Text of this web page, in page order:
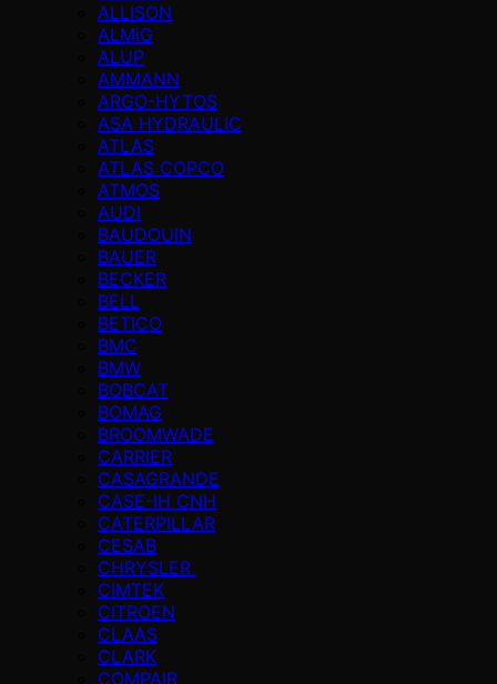
ALLISON
ALMiG
ALUP
AMMANN
ARGO-HYTOS
ASA HYDRAULIC
ATLAS
ATLAS COPCO
ATMOS
AUDI
BAUDOUIN
BAUER
BECKER
BELL
BETICO
BMC
BMW
BOBCAT
BOMAG
BROOMWADE
CARRIER
CASAGRANDE
CASE-IH CNH
CATERPILLAR
CESAB
CHRYSLER
CIMTEK
CITROEN
CLAAS
CLARK
COMPAIR